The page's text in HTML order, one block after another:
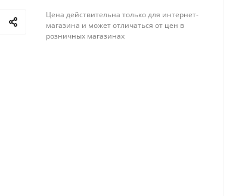
Цена действительна только для интернет-
магазина и может отличаться от цен в
розничных магазинах